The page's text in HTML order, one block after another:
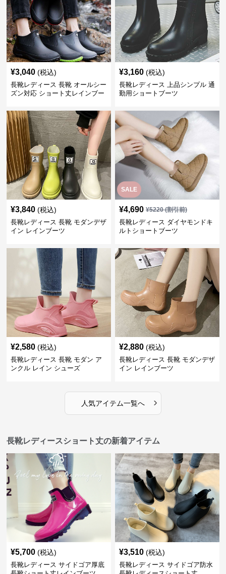
¥3,040 (税込)
長靴レディース 長靴 オールシー
ズン対応 ショート丈レインブー
¥3,160 (税込)
長靴レディース 上品シンプル 通
勤用ショートブーツ
¥3,840 (税込)
長靴レディース 長靴 モダンデザ
イン レインブーツ
SALE
¥4,690 ¥5220(割引前)
長靴レディース ダイヤモンドキ
ルトショートブーツ
¥2,580 (税込)
長靴レディース 長靴 モダン ア
ンクル レイン シューズ
¥2,880 (税込)
長靴レディース 長靴 モダンデザ
イン レインブーツ
人気アイテム一覧へ ›
長靴レディースショート丈の新着アイテム
¥5,700 (税込)
長靴レディース サイドゴア厚底
¥3,510 (税込)
長靴レディース サイドゴア防水